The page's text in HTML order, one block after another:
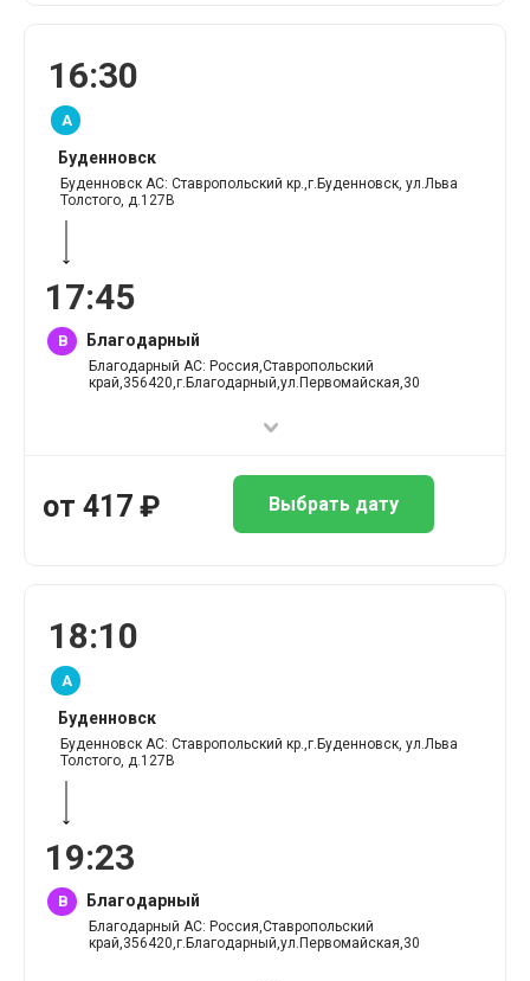
16:30
A
Буденновск
Буденновск АС: Ставропольский кр.,г.Буденновск, ул.Льва
Толстого, д.127В
17:45
B Благодарный
Благодарный АС: Россия,Ставропольский
край,356420,г.Благодарный,ул.Первомайская,30
от 417 ₽ Выбрать дату
18:10
A
Буденновск
Буденновск АС: Ставропольский кр.,г.Буденновск, ул.Льва
Толстого, д.127В
19:23
B Благодарный
Благодарный АС: Россия,Ставропольский
край,356420,г.Благодарный,ул.Первомайская,30